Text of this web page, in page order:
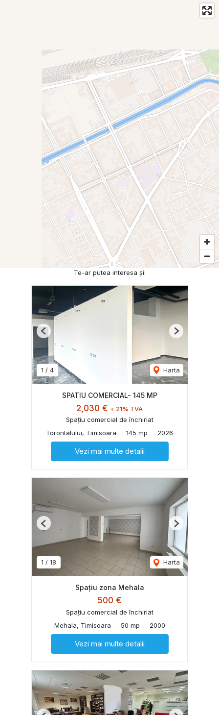
Te-ar putea interesa și:
1 / 4 Harta
Previous Next
SPATIU COMERCIAL- 145 MP
2,030 € + 21% TVA
Spațiu comercial de închiriat
Torontalului, Timisoara
145 mp 2026
Vezi mai multe detalii
1 / 18 Harta
Previous Next
Spațiu zona Mehala
500 €
Spațiu comercial de închiriat
Mehala, Timisoara
50 mp 2000
Vezi mai multe detalii